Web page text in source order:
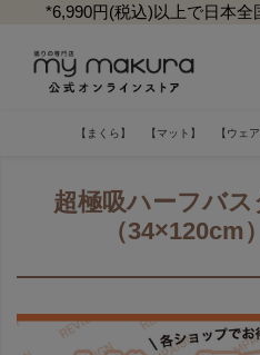
*6,990円(税込)以上で日本全
【まくら】 【マット】 【ウェア
超極吸ハーフバ
（34×120cm